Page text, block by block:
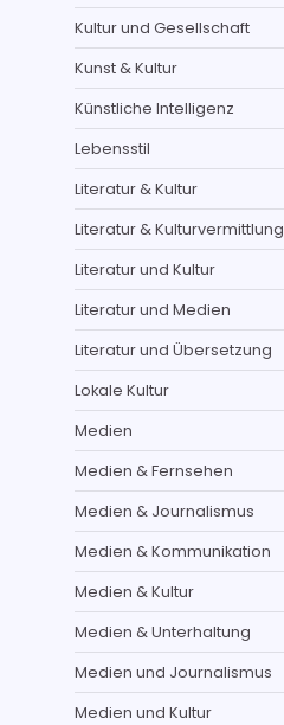
Kultur und Gesellschaft
Kunst & Kultur
Künstliche Intelligenz
Lebensstil
Literatur & Kultur
Literatur & Kulturvermittlung
Literatur und Kultur
Literatur und Medien
Literatur und Übersetzung
Lokale Kultur
Medien
Medien & Fernsehen
Medien & Journalismus
Medien & Kommunikation
Medien & Kultur
Medien & Unterhaltung
Medien und Journalismus
Medien und Kultur